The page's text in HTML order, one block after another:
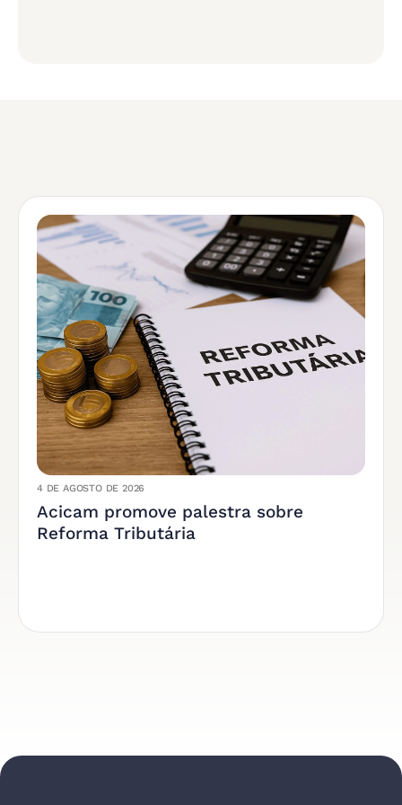
4 DE AGOSTO DE 2026
Acicam promove palestra sobre
Reforma Tributária